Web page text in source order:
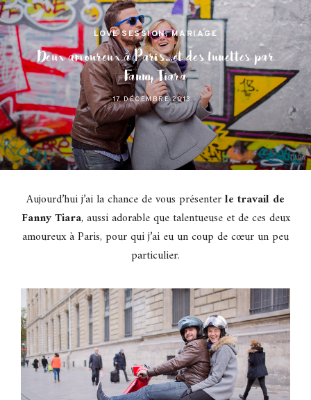
LOVE SESSION,MARIAGE
Deux amoureux à Paris…et des lunettes par
Fanny Tiara
17 DÉCEMBRE 2013
Aujourd’hui j’ai la chance de vous présenterle travail de
Fanny Tiara, aussi adorable que talentueuse et de ces deux
amoureux à Paris, pour qui j’ai eu un coup de cœur un peu
particulier.